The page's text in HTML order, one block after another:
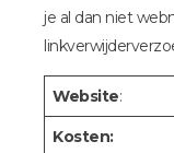
je al dan niet
Website:
Kosten: